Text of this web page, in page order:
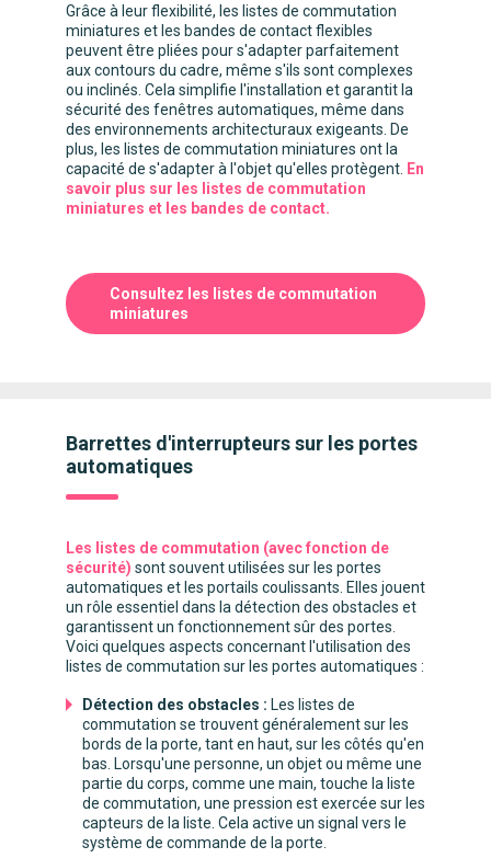
Grâce à leur flexibilité, les listes de commutation
miniatures et les bandes de contact flexibles
peuvent être pliées pour s'adapter parfaitement
aux contours du cadre, même s'ils sont complexes
ou inclinés. Cela simplifie l'installation et garantit la
sécurité des fenêtres automatiques, même dans
des environnements architecturaux exigeants. De
plus, les listes de commutation miniatures ont la
capacité de s'adapter à l'objet qu'elles protègent. En
savoir plus sur les listes de commutation
miniatures et les bandes de contact.
Consultez les listes de commutation
miniatures
Barrettes d'interrupteurs sur les portes
automatiques
Les listes de commutation (avec fonction de
sécurité) sont souvent utilisées sur les portes
automatiques et les portails coulissants. Elles jouent
un rôle essentiel dans la détection des obstacles et
garantissent un fonctionnement sûr des portes.
Voici quelques aspects concernant l'utilisation des
listes de commutation sur les portes automatiques :
Détection des obstacles : Les listes de
commutation se trouvent généralement sur les
bords de la porte, tant en haut, sur les côtés qu'en
bas. Lorsqu'une personne, un objet ou même une
partie du corps, comme une main, touche la liste
de commutation, une pression est exercée sur les
capteurs de la liste. Cela active un signal vers le
système de commande de la porte.